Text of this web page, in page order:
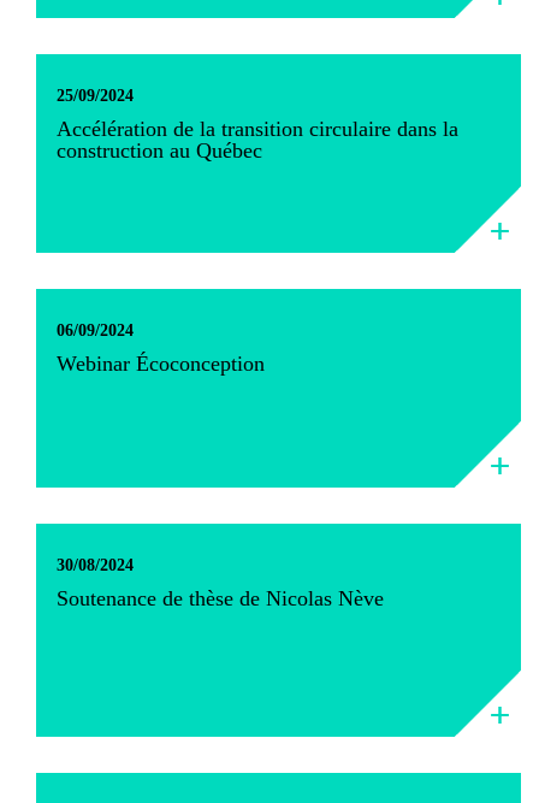
25/09/2024
Accélération de la transition circulaire dans la
construction au Québec
06/09/2024
Webinar Écoconception
30/08/2024
Soutenance de thèse de Nicolas Nève